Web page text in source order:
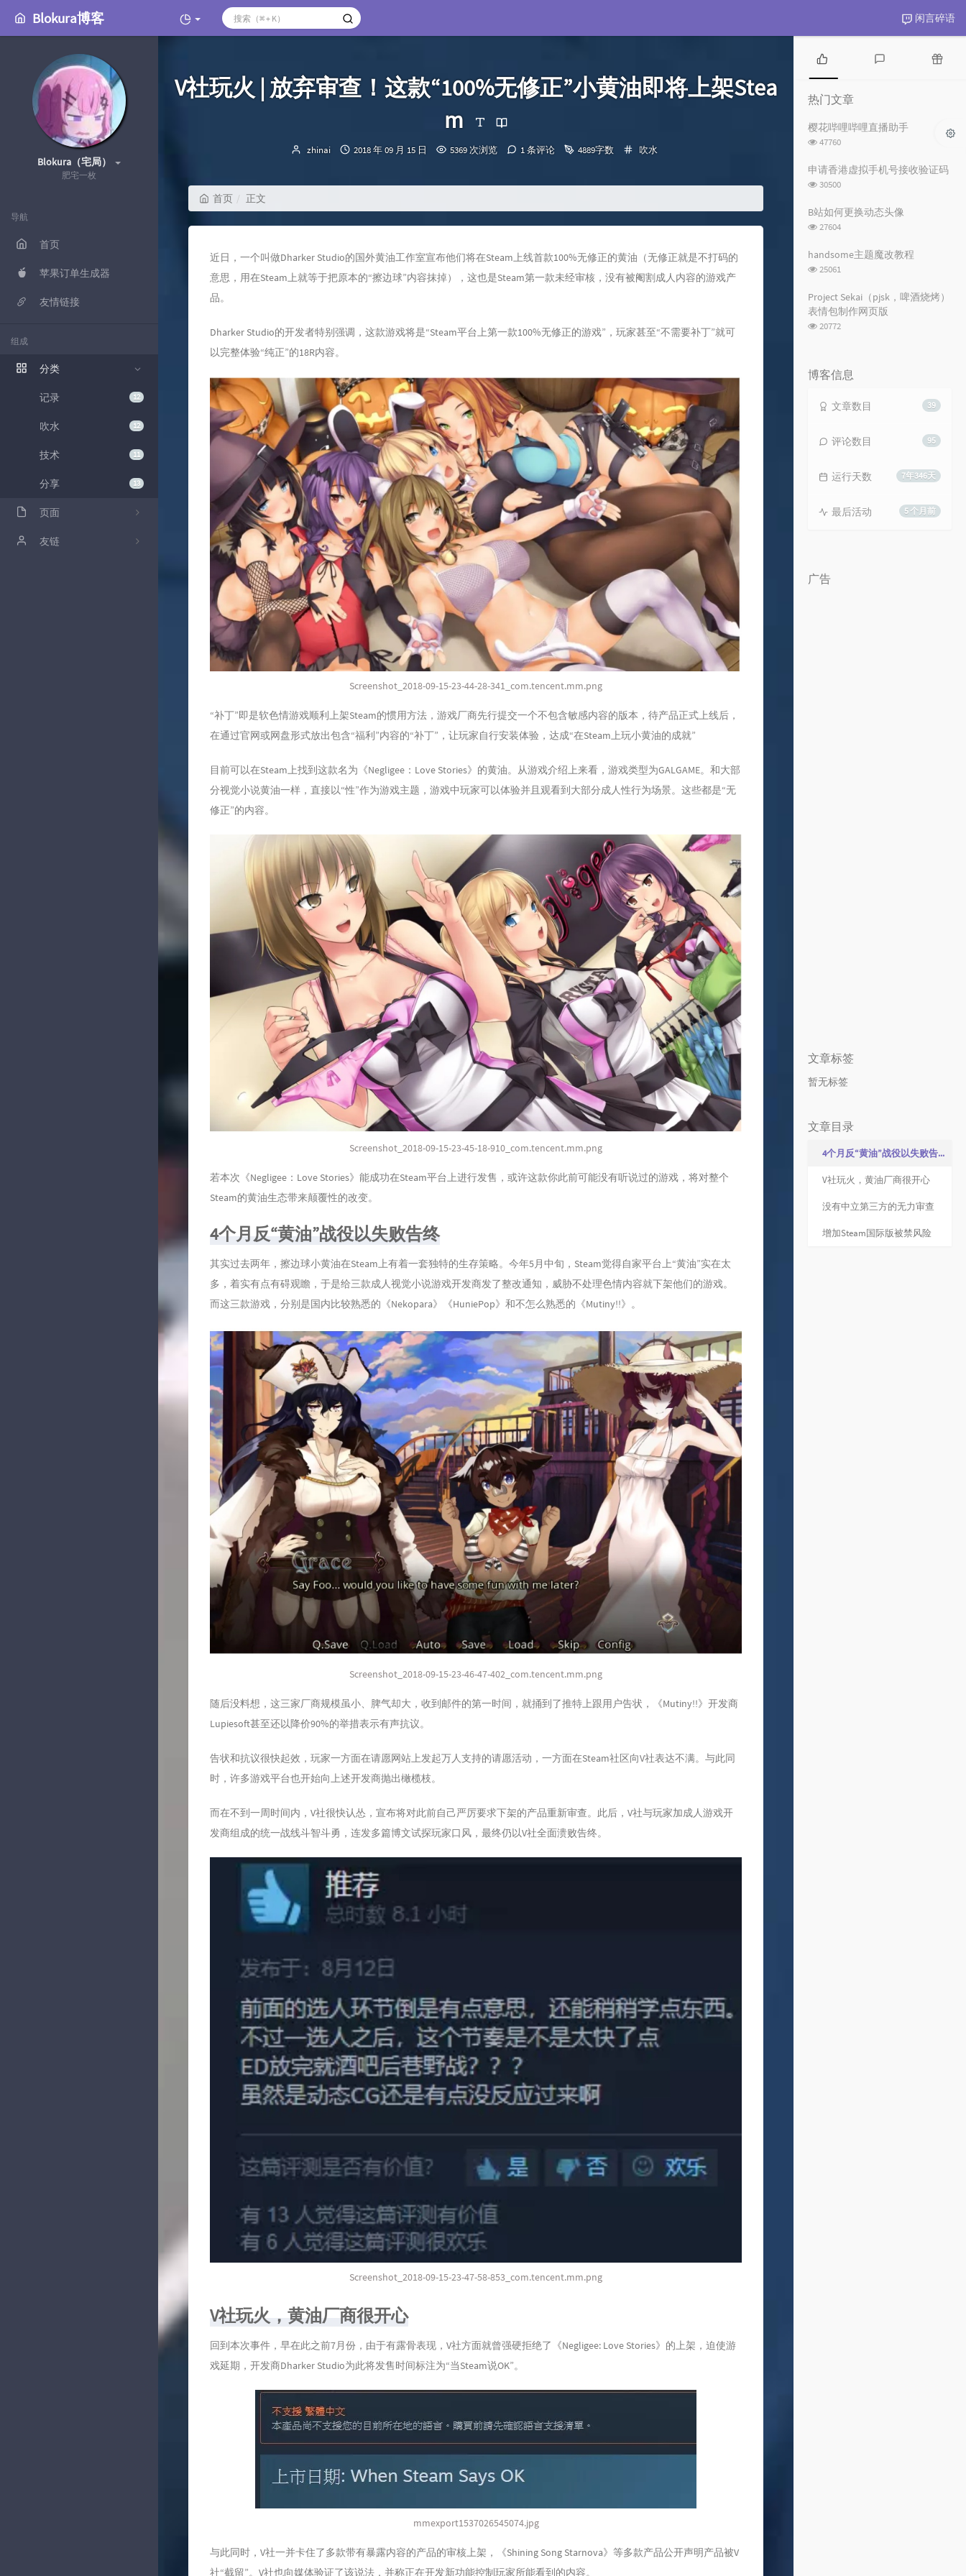
Blokura博客 闲言碎语
Blokura（宅局）
肥宅一枚
导航
首页
苹果订单生成器
友情链接
组成
分类
12
记录
12
吹水
11
技术
13
分享
页面
留言板
友链
V社玩火 | 放弃审查！这款“100%无修正”小黄油即将上架Stea
m
博
zhinai
发
间：
2018 年 09 月 15 日 5369 次浏览 1 条评论 4889字数
分
吹水
首页 正文
近日，一个叫做Dharker Studio的国外黄油工作室宣布他们将在Steam上线首款100%无修正的黄油（无修正就是不打码的
意思，用在Steam上就等于把原本的“擦边球”内容抹掉），这也是Steam第一款未经审核，没有被阉割成人内容的游戏产
品。
Dharker Studio的开发者特别强调，这款游戏将是“Steam平台上第一款100%无修正的游戏”，玩家甚至“不需要补丁”就可
以完整体验“纯正”的18R内容。
Screenshot_2018-09-15-23-44-28-341_com.tencent.mm.png
“补丁”即是软色情游戏顺利上架Steam的惯用方法，游戏厂商先行提交一个不包含敏感内容的版本，待产品正式上线后，
在通过官网或网盘形式放出包含“福利”内容的“补丁”，让玩家自行安装体验，达成“在Steam上玩小黄油的成就”
目前可以在Steam上找到这款名为《Negligee：Love Stories》的黄油。从游戏介绍上来看，游戏类型为GALGAME。和大部
分视觉小说黄油一样，直接以“性”作为游戏主题，游戏中玩家可以体验并且观看到大部分成人性行为场景。这些都是“无
修正”的内容。
Screenshot_2018-09-15-23-45-18-910_com.tencent.mm.png
若本次《Negligee：Love Stories》能成功在Steam平台上进行发售，或许这款你此前可能没有听说过的游戏，将对整个
Steam的黄油生态带来颠覆性的改变。
4个月反“黄油”战役以失败告终
其实过去两年，擦边球小黄油在Steam上有着一套独特的生存策略。今年5月中旬，Steam觉得自家平台上“黄油”实在太
多，着实有点有碍观瞻，于是给三款成人视觉小说游戏开发商发了整改通知，威胁不处理色情内容就下架他们的游戏。
而这三款游戏，分别是国内比较熟悉的《Nekopara》《HuniePop》和不怎么熟悉的《Mutiny!!》。
Screenshot_2018-09-15-23-46-47-402_com.tencent.mm.png
随后没料想，这三家厂商规模虽小、脾气却大，收到邮件的第一时间，就捅到了推特上跟用户告状，《Mutiny!!》开发商
Lupiesoft甚至还以降价90%的举措表示有声抗议。
告状和抗议很快起效，玩家一方面在请愿网站上发起万人支持的请愿活动，一方面在Steam社区向V社表达不满。与此同
时，许多游戏平台也开始向上述开发商抛出橄榄枝。
而在不到一周时间内，V社很快认怂，宣布将对此前自己严厉要求下架的产品重新审查。此后，V社与玩家加成人游戏开
发商组成的统一战线斗智斗勇，连发多篇博文试探玩家口风，最终仍以V社全面溃败告终。
Screenshot_2018-09-15-23-47-58-853_com.tencent.mm.png
V社玩火，黄油厂商很开心
回到本次事件，早在此之前7月份，由于有露骨表现，V社方面就曾强硬拒绝了《Negligee: Love Stories》的上架，迫使游
戏延期，开发商Dharker Studio为此将发售时间标注为“当Steam说OK”。
mmexport1537026545074.jpg
与此同时，V社一并卡住了多款带有暴露内容的产品的审核上架，《Shining Song Starnova》等多款产品公开声明产品被V
社“截留”。V社也向媒体验证了该说法，并称正在开发新功能控制玩家所能看到的内容。
热
门
文
章
论
热门文章
樱花哔哩哔哩直播助手
浏
次
数:
47760
申请香港虚拟手机号接收验证码
浏
次
数:
30500
B站如何更换动态头像
浏
次
27604
handsome主题魔改教程
浏
次
数:
25061
Project Sekai（pjsk，啤酒烧烤）
表情包制作网页版
浏
20772
博客信息
39
文章数目
95
评论数目
7年346天
运行天数
5 个月前
最后活动
广告
文章标签
暂无标签
文章目录
4个月反“黄油”战役以失败告终
V社玩火，黄油厂商很开心
没有中立第三方的无力审查
增加Steam国际版被禁风险